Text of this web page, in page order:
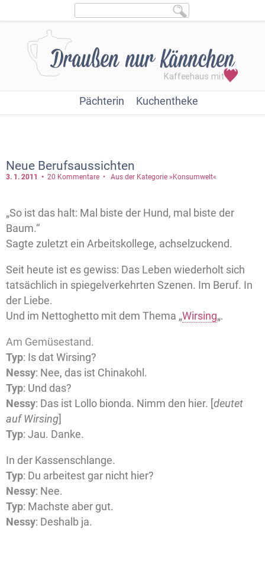
Pächterin Kuchentheke
Neue Berufsaussichten
3. 1. 2011 20 Kommentare Aus der Kategorie »Konsumwelt«
„So ist das halt: Mal biste der Hund, mal biste der
Baum.“
Sagte zuletzt ein Arbeitskollege, achselzuckend.
Seit heute ist es gewiss: Das Leben wiederholt sich
tatsächlich in spiegelverkehrten Szenen. Im Beruf. In
der Liebe.
Und im Nettoghetto mit dem Thema „Wirsing„.
Am Gemüsestand.
Typ: Is dat Wirsing?
Nessy: Nee, das ist Chinakohl.
Typ: Und das?
Nessy: Das ist Lollo bionda. Nimm den hier. [deutet
auf Wirsing]
Typ: Jau. Danke.
In der Kassenschlange.
Typ: Du arbeitest gar nicht hier?
Nessy: Nee.
Typ: Machste aber gut.
Nessy: Deshalb ja.